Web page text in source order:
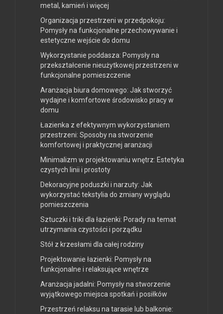
metal, kamień i więcej
Organizacja przestrzeni w przedpokoju:
Pomysły na funkcjonalne przechowywanie i
estetyczne wejście do domu
Wykorzystanie poddasza: Pomysły na
przekształcenie nieużytkowej przestrzeni w
funkcjonalne pomieszczenie
Aranżacja biura domowego: Jak stworzyć
wydajne i komfortowe środowisko pracy w
domu
Łazienka z efektywnym wykorzystaniem
przestrzeni: Sposoby na stworzenie
komfortowej i praktycznej aranżacji
Minimalizm w projektowaniu wnętrz: Estetyka
czystych linii i prostoty
Dekoracyjne poduszki i narzuty: Jak
wykorzystać tekstylia do zmiany wyglądu
pomieszczenia
Sztuczki i triki dla łazienki: Porady na temat
utrzymania czystości i porządku
Stół z krzesłami dla całej rodziny
Projektowanie łazienki: Pomysły na
funkcjonalne i relaksujące wnętrze
Aranżacja jadalni: Pomysły na stworzenie
wyjątkowego miejsca spotkań i posiłków
Przestrzeń relaksu na tarasie lub balkonie: